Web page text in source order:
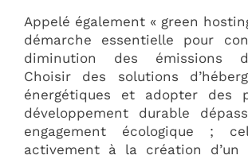
Appelé également « green
démarche essentielle pour
diminution des émissions
Choisir des solutions
énergétiques et adopter des
développement durable
engagement écologique ;
activement à la création d’un